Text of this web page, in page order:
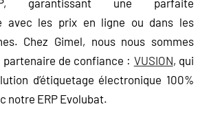
garantissant une parfaite
avec les prix en ligne ou dans les
Chez Gimel, nous nous sommes
partenaire de confiance : VUSION, qui
d’étiquetage électronique 100%
notre ERP Evolubat.